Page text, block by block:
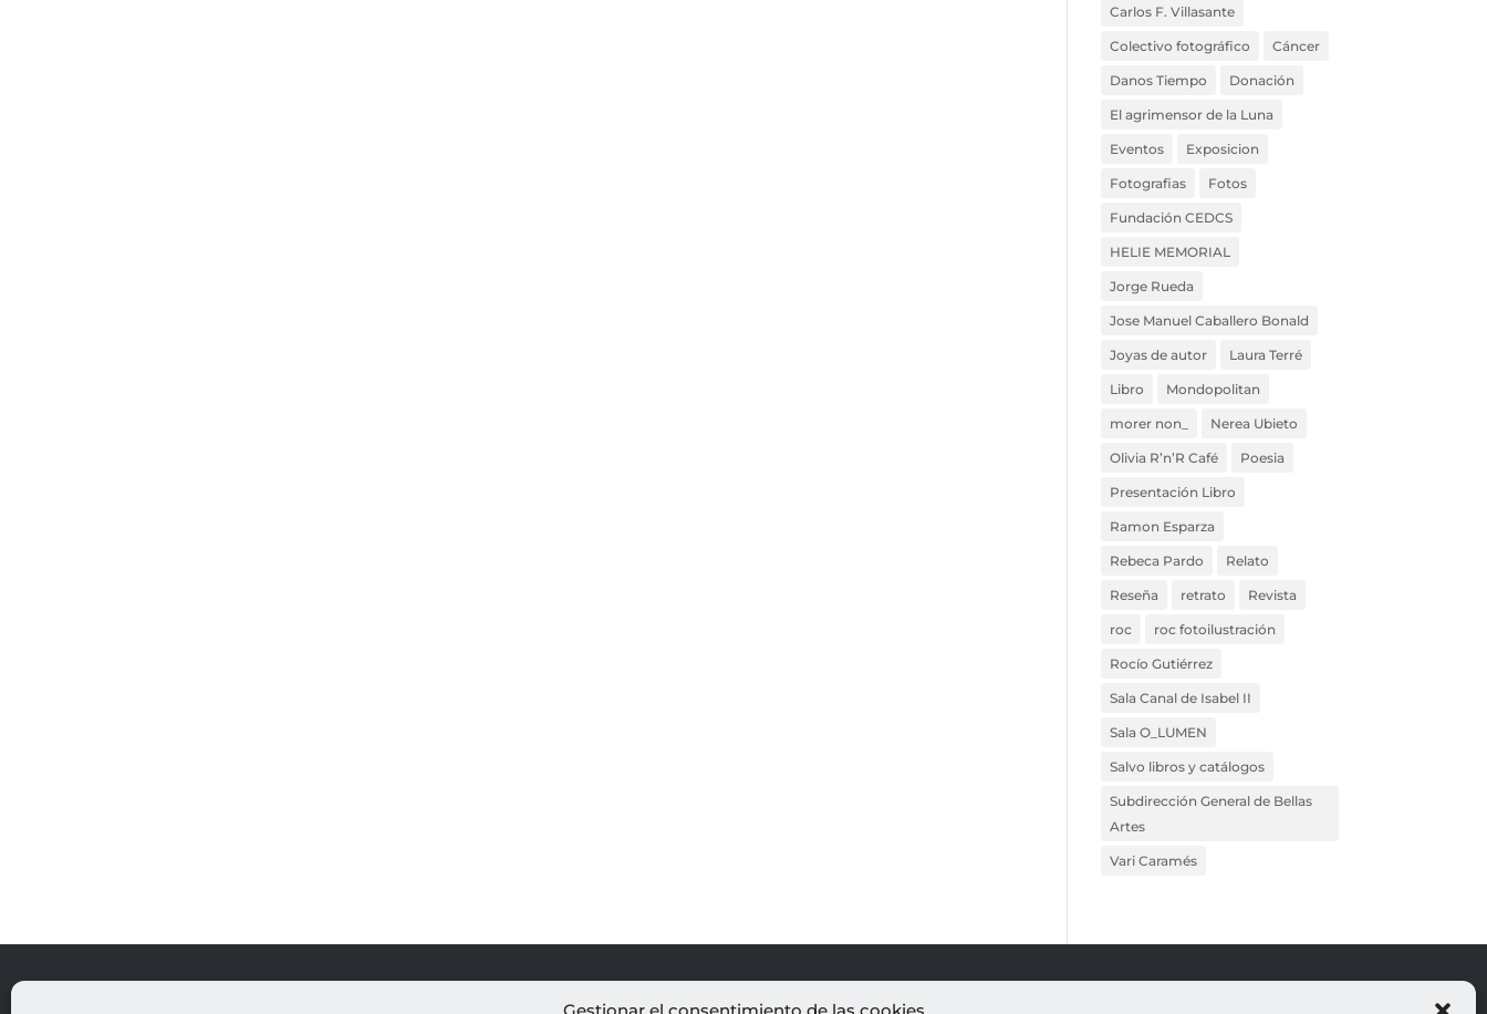
Carlos F. Villasante
Colectivo fotográfico Cáncer
Danos Tiempo Donación
El agrimensor de la Luna
Eventos Exposicion
Fotografias Fotos
Fundación CEDCS
HELIE MEMORIAL
Jorge Rueda
Jose Manuel Caballero Bonald
Joyas de autor Laura Terré
Libro Mondopolitan
morer non_ Nerea Ubieto
Olivia R’n’R Café Poesia
Presentación Libro
Ramon Esparza
Rebeca Pardo Relato
Reseña retrato Revista
roc roc fotoilustración
Rocío Gutiérrez
Sala Canal de Isabel II
Sala O_LUMEN
Salvo libros y catálogos
Subdirección General de Bellas
Artes
Vari Caramés
PROYECTOS